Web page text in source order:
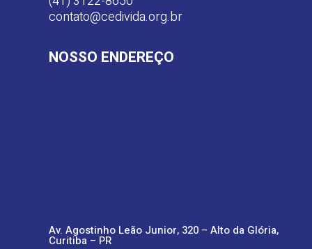
contato@cedivida.org.br
NOSSO ENDEREÇO
Av. Agostinho Leão Junior, 320 – Alto da Glória,
Curitiba – PR